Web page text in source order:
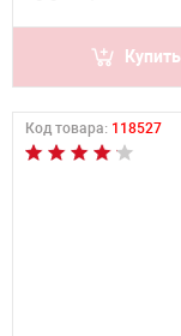
Купить
Код товара: 118527